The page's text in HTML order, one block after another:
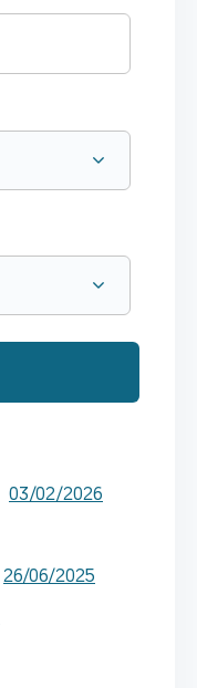
03/02/2026
26/06/2025